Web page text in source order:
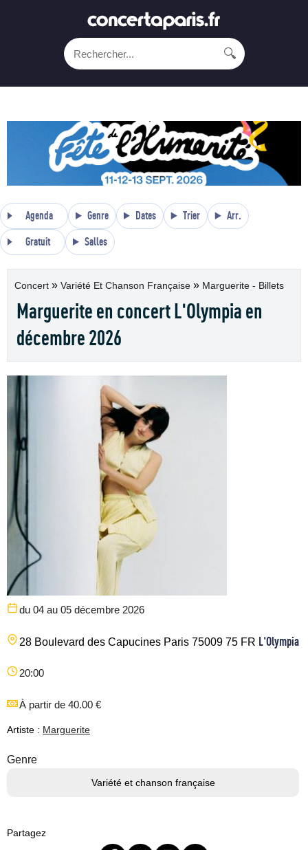
🔍
Agenda Genre Dates Trier Arr.
Gratuit Salles
Concert » Variété Et Chanson Française » Marguerite - Billets
Marguerite en concert L'Olympia en
décembre 2026
du 04 au 05 décembre 2026
28 Boulevard des Capucines Paris 75009 75 FR L'Olympia
20:00
À partir de 40.00 €
Artiste : Marguerite
Genre
Variété et chanson française
Partagez